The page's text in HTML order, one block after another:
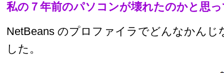
私の７年前のパソコンが壊れたのかと思
NetBeans のプロファイラでどんなかんじ
した。